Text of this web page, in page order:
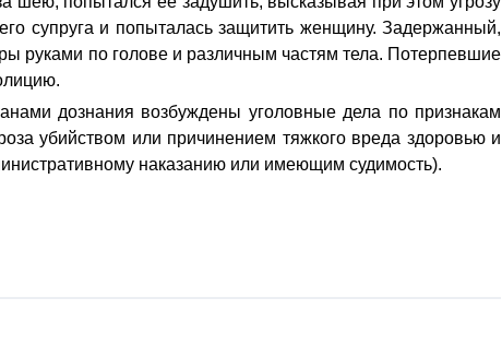
супруга и попыталась защитить женщину. Задержанный,
руками по голове и различным частям тела. Потерпевшие
дознания возбуждены уголовные дела по признакам
убийством или причинением тяжкого вреда здоровью и
наказанию или имеющим судимость).